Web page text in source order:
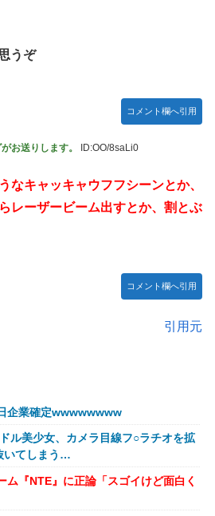
うぞ
コメント欄へ引用
お送りします。 ID:OO/8saLi0
なキャッキャウフフシーンとか、
レーザービーム出すとか、割とぶ
コメント欄へ引用
引用元
企業確定wwwwwwww
ル美少女、カメラ目線フ○ラチオを拡
いてしまう…
ム『NTE』に正論「スゴイけど面白く